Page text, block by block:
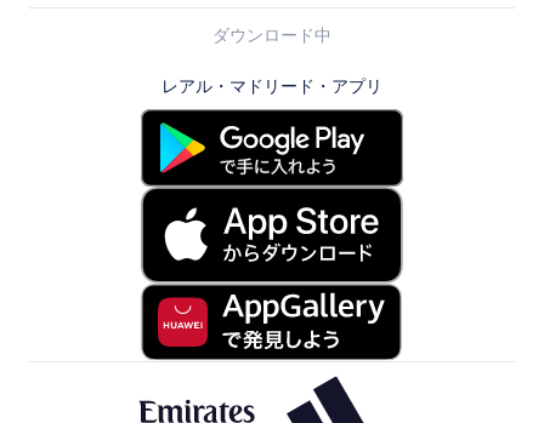
ダウンロード中
レアル・マドリード・アプリ